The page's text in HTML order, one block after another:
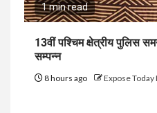
1 min read
13वीं पश्चिम क्षेत्रीय पुलिस
सम्पन्न
8 hours ago Expose Today